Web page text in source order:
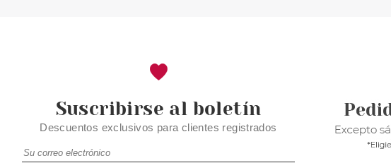
Suscribirse al boletín
Descuentos exclusivos para clientes registrados